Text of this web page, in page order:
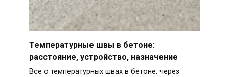
Температурные швы в бетоне:
расстояние, устройство, назначение
Все о температурных швах в бетоне: через